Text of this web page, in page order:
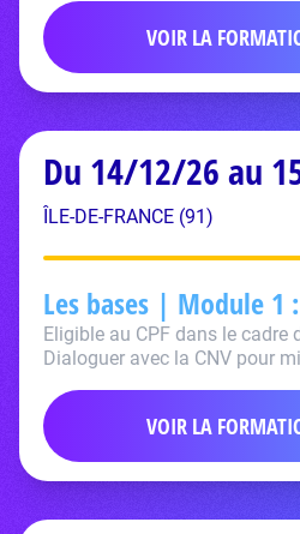
VOIR LA
Du 14/12/26 au
ÎLE-DE-FRANCE (91)
Les bases | Module
Eligible au CPF dans le cadre
Dialoguer avec la CNV pour
VOIR LA